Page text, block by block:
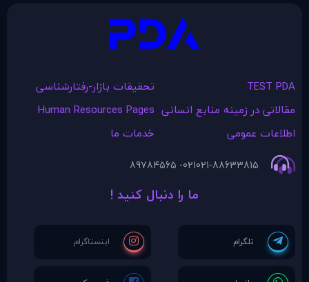
TEST PDA
تحقیقات بازار-رفتارشناسی
مقالاتی در زمينه منابع انسانی Human Resources Pages
اطلاعات عمومی
خدمات ما
021-88633815
021- 89784565
ما را دنبال کنید !